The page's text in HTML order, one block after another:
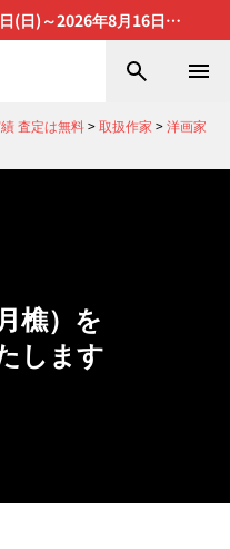
(日)～2026年8月16日
査定は無料>取扱作家 >洋画家
樵）を
します